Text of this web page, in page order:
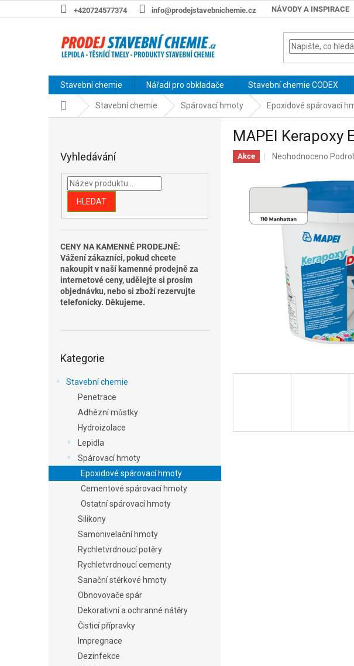
na
+420724577374 info@prodejstavebnichemie.cz NÁVODY A INSPIRACE
Stavební chemie Nářadí pro obkladače Stavební chemie CODEX
Domů Stavební chemie Spárovací hmoty Epoxidové spárovací
Vyhledávání
HLEDAT
CENY NA KAMENNÉ PRODEJNĚ:
Vážení zákazníci, pokud chcete
nakoupit v naší kamenné prodejně za
internetové ceny, udělejte si prosím
objednávku, nebo si zboží rezervujte
telefonicky. Děkujeme.
kategorie
Kategorie
Stavební chemie
Penetrace
Adhézní můstky
Hydroizolace
Lepidla
Spárovací hmoty
Epoxidové spárovací hmoty
Cementové spárovací hmoty
Ostatní spárovací hmoty
Silikony
Samonivelační hmoty
Rychletvrdnoucí potěry
Rychletvrdnoucí cementy
Sanační stěrkové hmoty
Obnovovače spár
Dekorativní a ochranné nátěry
Čisticí přípravky
Impregnace
Dezinfekce
MAPEI Kerapoxy
Akce
Průměrné
je
z
5
hvězdiček.
Neohodnoceno